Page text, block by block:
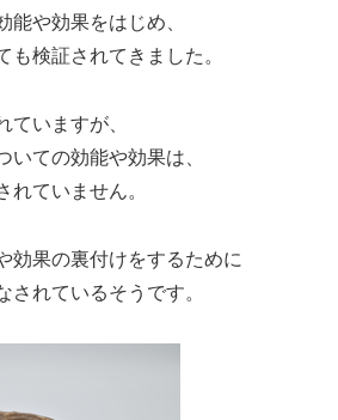
能や効果をはじめ、
も検証されてきました。
ていますが、
いての効能や効果は、
れていません。
効果の裏付けをするために
されているそうです。